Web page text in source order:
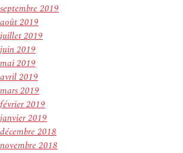
septembre 2019
août 2019
juillet 2019
juin 2019
mai 2019
avril 2019
mars 2019
février 2019
janvier 2019
décembre 2018
novembre 2018